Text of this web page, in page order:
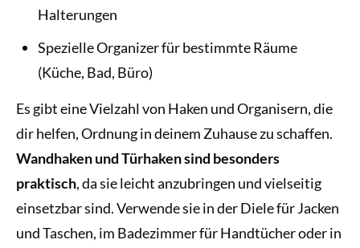
Halterungen
Spezielle Organizer für bestimmte Räume
(Küche, Bad, Büro)
Es gibt eine Vielzahl von Haken und Organisern, die
dir helfen, Ordnung in deinem Zuhause zu schaffen.
Wandhaken und Türhaken sind besonders
praktisch, da sie leicht anzubringen und vielseitig
einsetzbar sind. Verwende sie in der Diele für Jacken
und Taschen, im Badezimmer für Handtücher oder in